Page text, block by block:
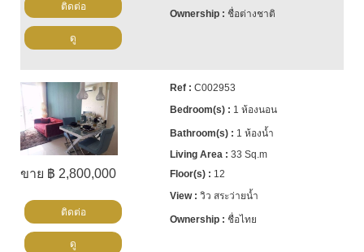
ชื่อต่างชาติ
ติดต่อ
ดู
ขาย ฿ 2,800,000
C002953
1 ห้องนอน
1 ห้องน้ำ
33 Sq.m
12
วิว สระว่ายน้ำ
ชื่อไทย
ติดต่อ
ดู